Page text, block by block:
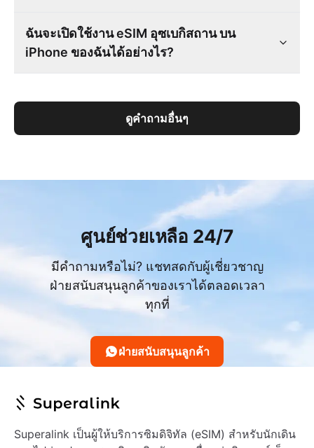
ฉันจะเปิดใช้งาน eSIM อุซเบกิสถาน บน
iPhone ของฉันได้อย่างไร?
ดูคำถามอื่นๆ
ศูนย์ช่วยเหลือ 24/7
มีคำถามหรือไม่? แชทสดกับผู้เชี่ยวชาญ
ฝ่ายสนับสนุนลูกค้าของเราได้ตลอดเวลา
ทุกที่
ฝ่ายสนับสนุนลูกค้า
Superalink เป็นผู้ให้บริการซิมดิจิทัล (eSIM) สำหรับนักเดิน